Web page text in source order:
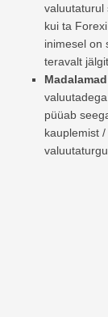
valuutaturul
kui ta
inimesel on
teravalt
püüab
kauplemist